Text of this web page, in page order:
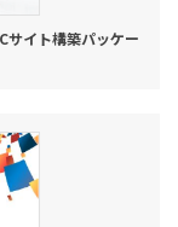
サイト構築パッケー